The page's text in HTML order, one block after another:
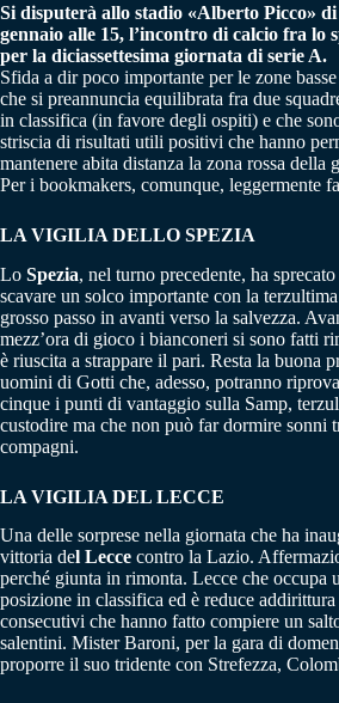
Si disputerà allo stadio «Alberto Picco»
gennaio alle 15, l’incontro di calcio fra lo
per la diciassettesima giornata di serie A.
Sfida a dir poco importante per le zone
che si preannuncia equilibrata fra due
in classifica (in favore degli ospiti) e che
striscia di risultati utili positivi che hanno
mantenere abita distanza la zona rossa della
Per i bookmakers, comunque, leggermente
LA VIGILIA DELLO SPEZIA
Lo Spezia, nel turno precedente, ha
scavare un solco importante con la
grosso passo in avanti verso la salvezza.
mezz’ora di gioco i bianconeri si sono fatti
è riuscita a strappare il pari. Resta la buona
uomini di Gotti che, adesso, potranno
cinque i punti di vantaggio sulla Samp,
custodire ma che non può far dormire sonni
compagni.
LA VIGILIA DEL LECCE
Una delle sorprese nella giornata che ha
vittoria del Lecce contro la Lazio.
perché giunta in rimonta. Lecce che occupa
posizione in classifica ed è reduce addirittura
consecutivi che hanno fatto compiere un
salentini. Mister Baroni, per la gara di
proporre il suo tridente con Strefezza,